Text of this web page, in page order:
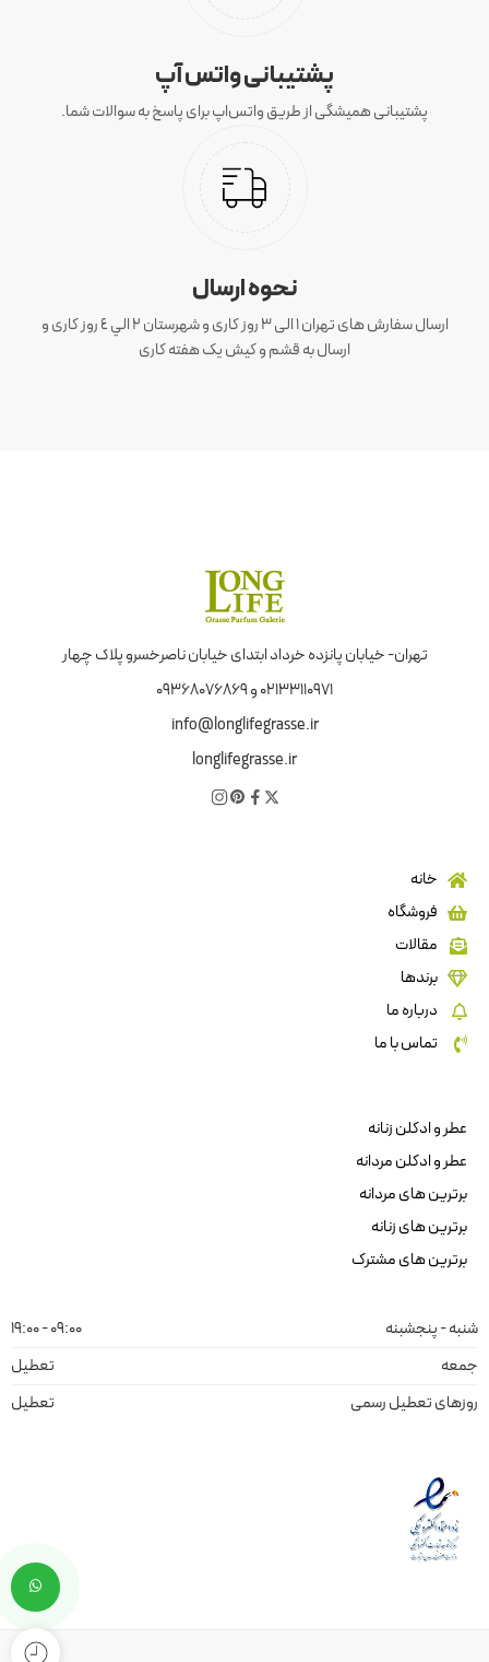
پشتیبانی واتس آپ
پشتیبانی همیشگی از طریق واتس‌اپ برای پاسخ به سوالات شما.
نحوه ارسال
ارسال سفارش های تهران 1 الی 3 روز کاری و شهرستان ٢ الي ٤ روز کاری و
ارسال به قشم و کیش یک هفته کاری
تهران- خیابان پانزده خرداد ابتدای خیابان ناصرخسرو پلاک چهار
02133110971 و 09368076869
info@longlifegrasse.ir
longlifegrasse.ir
خانه
فروشگاه
مقالات
برندها
درباره ما
تماس با ما
عطر و ادکلن زنانه
عطر و ادکلن مردانه
برترین های مردانه
برترین های زنانه
برترین های مشترک
شنبه - پنجشبنه
09:00 - 19:00
جمعه
تعطیل
روزهای تعطیل رسمی
تعطیل